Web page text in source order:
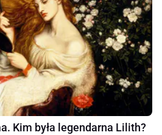
Kim była legendarna Lilith?